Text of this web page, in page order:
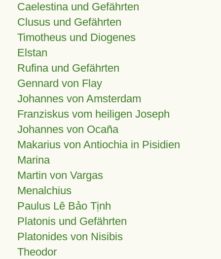
Caelestina und Gefährten
Clusus und Gefährten
Timotheus und Diogenes
Elstan
Rufina und Gefährten
Gennard von Flay
Johannes von Amsterdam
Franziskus vom heiligen Joseph
Johannes von Ocaña
Makarius von Antiochia in Pisidien
Marina
Martin von Vargas
Menalchius
Paulus Lê Bảo Tịnh
Platonis und Gefährten
Platonides von Nisibis
Theodor